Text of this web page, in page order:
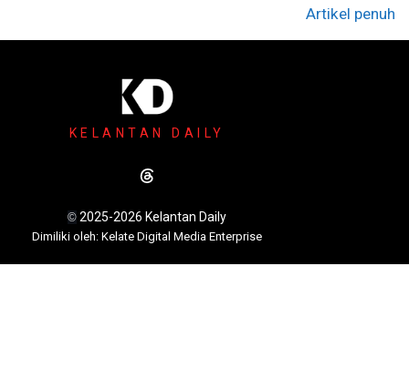
Artikel penuh
KELANTAN DAILY
© 2025-2026 Kelantan Daily
Dimiliki oleh: Kelate Digital Media Enterprise